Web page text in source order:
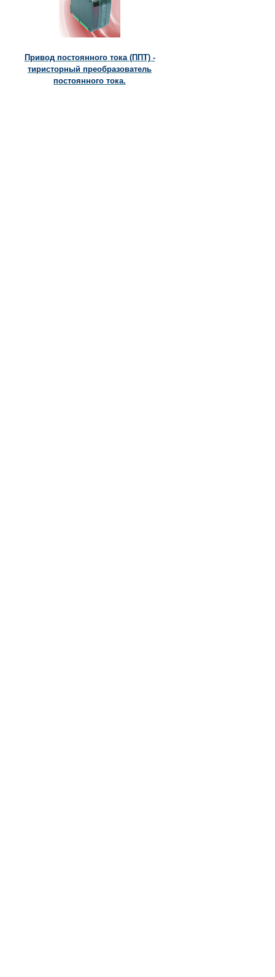
Привод постоянного тока (ППТ) -
тиристорный преобразователь
постоянного тока.